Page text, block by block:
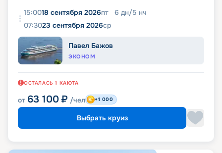
15:0018 сентября 2026пт 6 дн/5 нч
07:3023 сентября 2026ср
Павел Бажов
ЭКОНОМ
ОСТАЛАСЬ 1 КАЮТА
от 63 100 ₽ /чел +1 000
Выбрать круиз